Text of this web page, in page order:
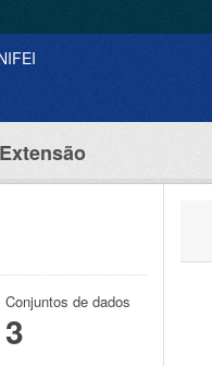
Extensão
Conjuntos de dados
3